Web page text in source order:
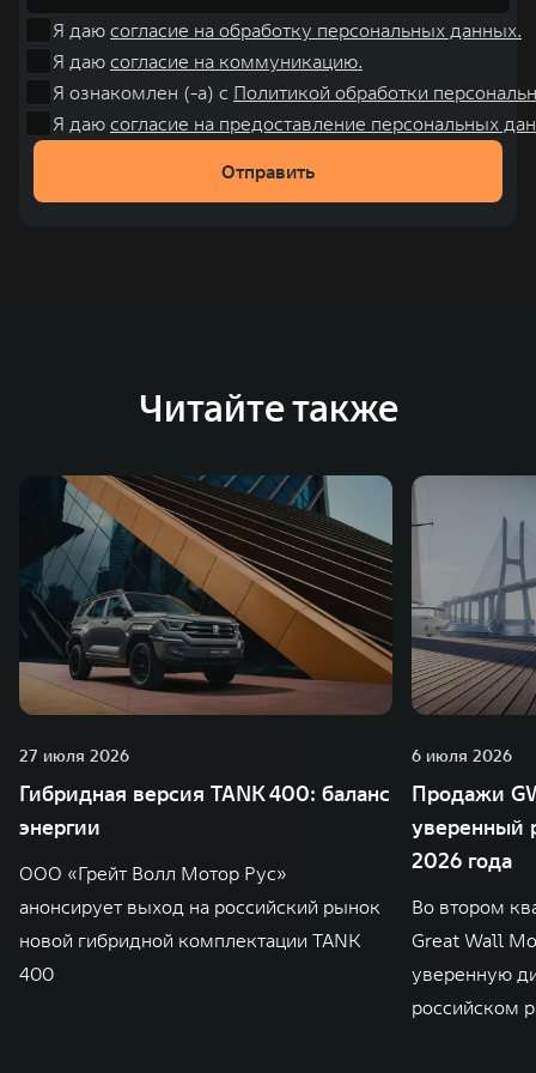
Я даю согласие на обработку персональных данных.
Я даю согласие на коммуникацию.
Я ознакомлен (-а) с Политикой обработки
Я даю согласие на предоставление персональных
Отправить
Читайте также
27 июля 2026
Гибридная версия TANK 400: баланс
энергии
ООО «Грейт Волл Мотор Рус»
анонсирует выход на российский рынок
новой гибридной комплектации TANK
400
6 июля 2026
Продажи
уверенный
2026 года
Во втором
Great Wall
уверенную
российском